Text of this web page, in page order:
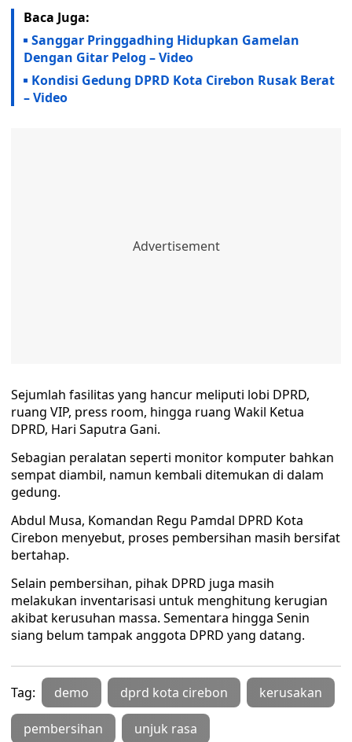
Baca Juga:
Sanggar Pringgadhing Hidupkan Gamelan
Dengan Gitar Pelog – Video
Kondisi Gedung DPRD Kota Cirebon Rusak Berat
– Video
Sejumlah fasilitas yang hancur meliputi lobi DPRD,
ruang VIP, press room, hingga ruang Wakil Ketua
DPRD, Hari Saputra Gani.
Sebagian peralatan seperti monitor komputer bahkan
sempat diambil, namun kembali ditemukan di dalam
gedung.
Abdul Musa, Komandan Regu Pamdal DPRD Kota
Cirebon menyebut, proses pembersihan masih bersifat
bertahap.
Selain pembersihan, pihak DPRD juga masih
melakukan inventarisasi untuk menghitung kerugian
akibat kerusuhan massa. Sementara hingga Senin
siang belum tampak anggota DPRD yang datang.
Tag: demo dprd kota cirebon kerusakan
pembersihan unjuk rasa